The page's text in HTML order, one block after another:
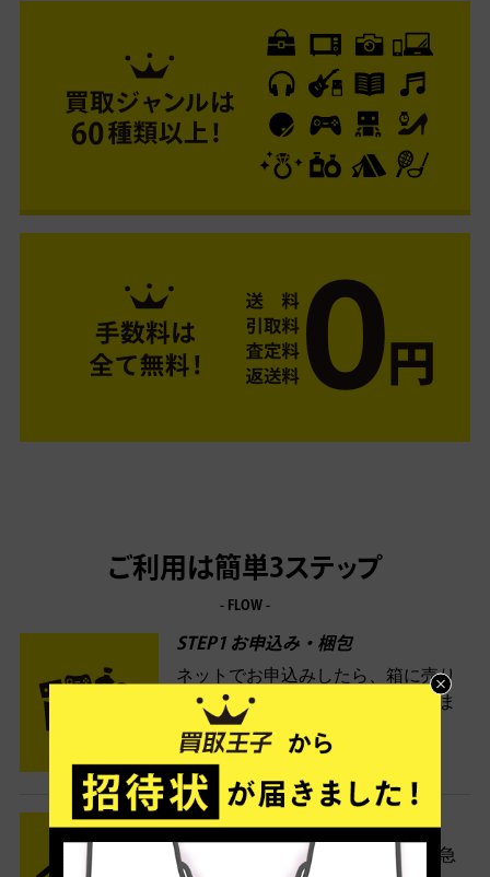
ご利用は簡単3ステップ
- FLOW -
STEP1 お申込み・梱包
ネットでお申込みしたら、箱に売り
たい商品をいろいろ詰めて梱包しま
す。
STEP2 発送
送料無料でご自宅から発送！佐川急